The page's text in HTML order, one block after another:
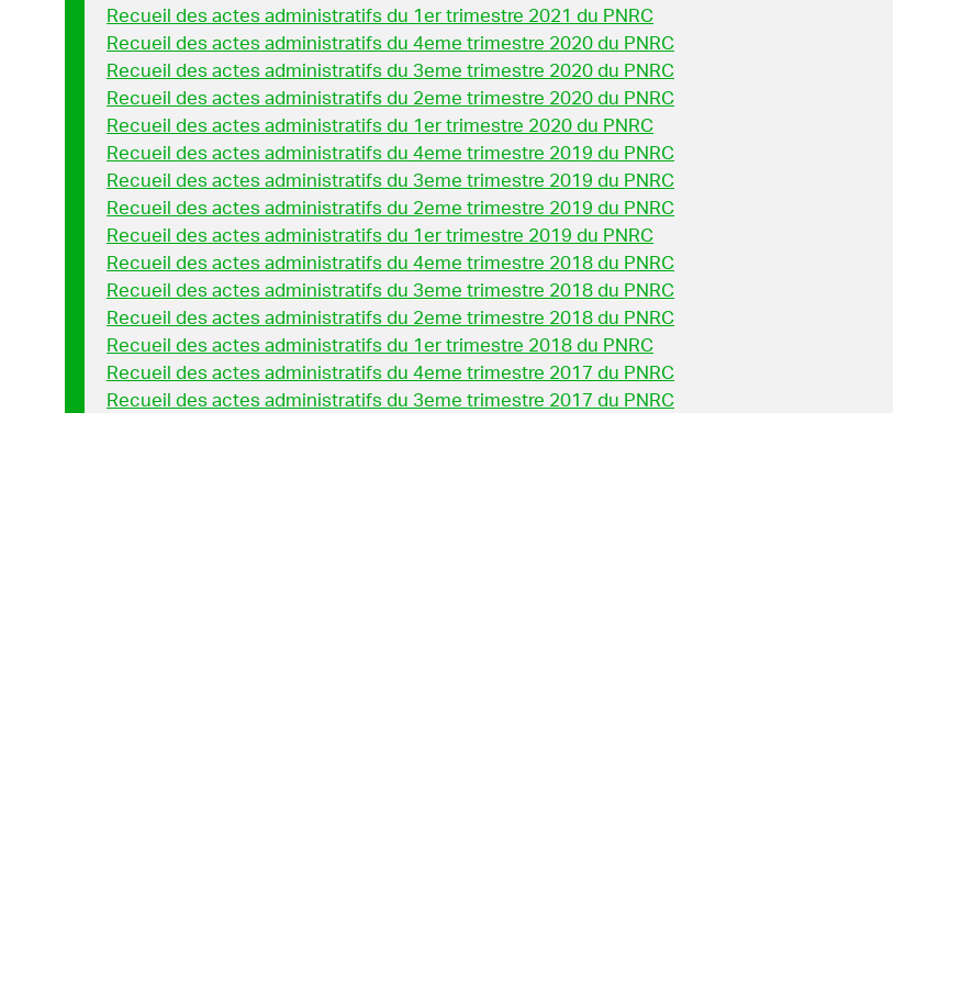
Recueil des actes administratifs du 1er trimestre 2021 du PNRC
Recueil des actes administratifs du 4eme trimestre 2020 du PNRC
Recueil des actes administratifs du 3eme trimestre 2020 du PNRC
Recueil des actes administratifs du 2eme trimestre 2020 du PNRC
Recueil des actes administratifs du 1er trimestre 2020 du PNRC
Recueil des actes administratifs du 4eme trimestre 2019 du PNRC
Recueil des actes administratifs du 3eme trimestre 2019 du PNRC
Recueil des actes administratifs du 2eme trimestre 2019 du PNRC
Recueil des actes administratifs du 1er trimestre 2019 du PNRC
Recueil des actes administratifs du 4eme trimestre 2018 du PNRC
Recueil des actes administratifs du 3eme trimestre 2018 du PNRC
Recueil des actes administratifs du 2eme trimestre 2018 du PNRC
Recueil des actes administratifs du 1er trimestre 2018 du PNRC
Recueil des actes administratifs du 4eme trimestre 2017 du PNRC
Recueil des actes administratifs du 3eme trimestre 2017 du PNRC